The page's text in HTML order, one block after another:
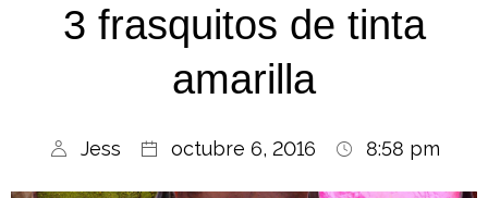
3 frasquitos de tinta
amarilla
Jess octubre 6, 2016 8:58 pm